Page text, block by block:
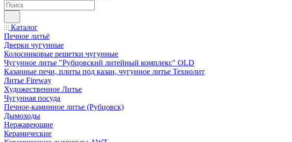
Каталог
Печное литьё
Дверки чугунные
Колосниковые решетки чугунные
Чугунное литье "Рубцовский литейный комплекс" OLD
Казанные печи, плиты под казан, чугунное литье Технолит
Литье Fireway
Художественное Литье
Чугунная посуда
Печное-каминное литье (Рубцовск)
Дымоходы
Нержавеющие
Керамические